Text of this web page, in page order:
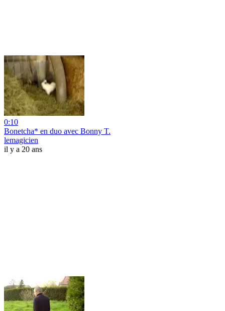
0:10
Bonetcha* en duo avec Bonny T.
lemagicien
il y a 20 ans